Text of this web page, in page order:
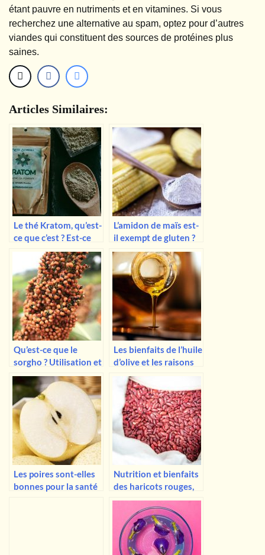
étant pauvre en nutriments et en vitamines. Si vous
recherchez une alternative au spam, optez pour d’autres
viandes qui constituent des sources de protéines plus
saines.
Articles Similaires:
Le thé Kratom, qu’est-
ce que c’est ? Est-ce
sans danger ?
L’amidon de maïs est-
il exempt de gluten ?
Qu’est-ce que le
sorgho ? Utilisation et
avantages
Les bienfaits de l’huile
d’olive et les raisons
pour lesquelles vous
devriez l’ajouter à
votre régime
alimentaire
Les poires sont-elles
bonnes pour la santé
Nutrition et bienfaits
des haricots rouges,
Haricots rouges vs.
haricots blancs